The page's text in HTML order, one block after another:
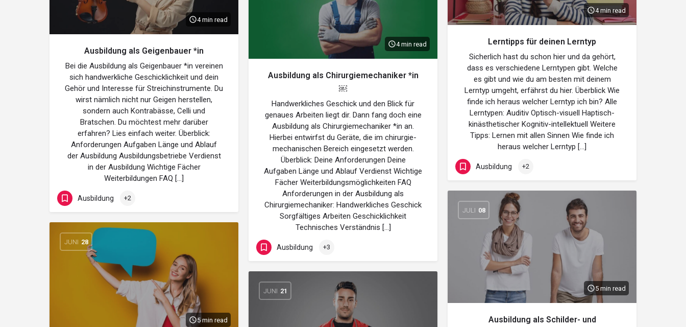
4 min read
Lerntipps für deinen Lerntyp
Sicherlich hast du schon hier und da gehört,
dass es verschiedene Lerntypen gibt. Welche
es gibt und wie du am besten mit deinem
Lerntyp umgeht, erfährst du hier. Überblick Wie
finde ich heraus welcher Lerntyp ich bin? Alle
Lerntypen: Auditiv Optisch-visuell Haptisch-
kinästhetischer Kognitiv-intellektuell Weitere
Tipps: Lernen mit allen Sinnen Wie finde ich
heraus welcher Lerntyp […]
Ausbildung +2
4 min read
Ausbildung als Geigenbauer *in
Bei die Ausbildung als Geigenbauer *in vereinen
sich handwerkliche Geschicklichkeit und dein
Gehör und Interesse für Streichinstrumente. Du
wirst nämlich nicht nur Geigen herstellen,
sondern auch Kontrabässe, Celli und
Bratschen. Du möchtest mehr darüber
erfahren? Lies einfach weiter. Überblick:
Anforderungen Aufgaben Länge und Ablauf
der Ausbildung Ausbildungsbetriebe Verdienst
in der Ausbildung Wichtige Fächer
Weiterbildungen FAQ […]
Ausbildung +2
4 min read
Ausbildung als Chirurgiemechaniker *in
￼
Handwerkliches Geschick und den Blick für
genaues Arbeiten liegt dir. Dann fang doch eine
Ausbildung als Chirurgiemechaniker *in an.
Hierbei entwirfst du Geräte, die im chirurgie-
mechanischen Bereich eingesetzt werden.
Überblick: Deine Anforderungen Deine
Aufgaben Länge und Ablauf Verdienst Wichtige
Fächer Weiterbildungsmöglichkeiten FAQ
Anforderungen in der Ausbildung als
Chirurgiemechaniker: Handwerkliches Geschick
Sorgfältiges Arbeiten Geschicklichkeit
Technisches Verständnis […]
Ausbildung +3
JULI 08
5 min read
Ausbildung als Schilder- und
JUNI 28
5 min read
JUNI 21